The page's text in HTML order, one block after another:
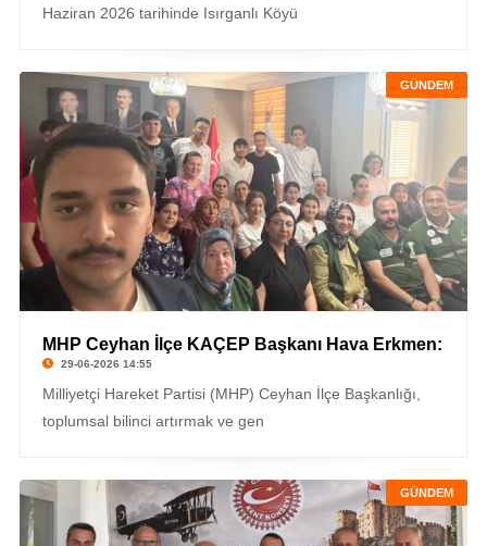
Haziran 2026 tarihinde Isırganlı Köyü
GÜNDEM
MHP Ceyhan İlçe KAÇEP Başkanı Hava Erkmen:
29-06-2026 14:55
Milliyetçi Hareket Partisi (MHP) Ceyhan İlçe Başkanlığı,
toplumsal bilinci artırmak ve gen
GÜNDEM